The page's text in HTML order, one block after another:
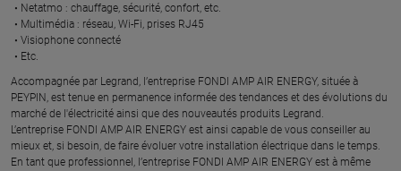
Netatmo : chauffage, sécurité, confort, etc.​
Multimédia : réseau, Wi-Fi, prises RJ45​
Visiophone connecté​
Etc.​
​Accompagnée par Legrand, l’entreprise FONDI AMP AIR ENERGY, située à
PEYPIN, est tenue en permanence informée des tendances et des évolutions du
marché de l'électricité ainsi que des nouveautés produits Legrand.
L’entreprise FONDI AMP AIR ENERGY est ainsi capable de vous conseiller au
mieux et, si besoin, de faire évoluer votre installation électrique dans le temps.
En tant que professionnel, l’entreprise FONDI AMP AIR ENERGY est à même